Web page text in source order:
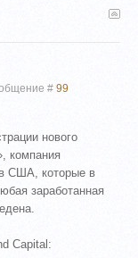
# 99
нового
компания
США, которые в
заработанная
Capital: